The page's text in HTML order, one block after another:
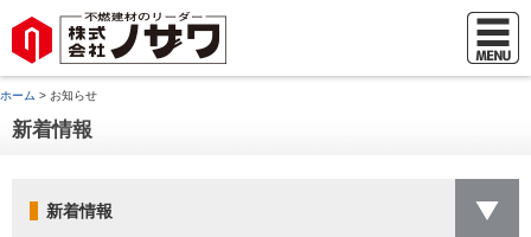
ホーム > お知らせ
新着情報
新着情報